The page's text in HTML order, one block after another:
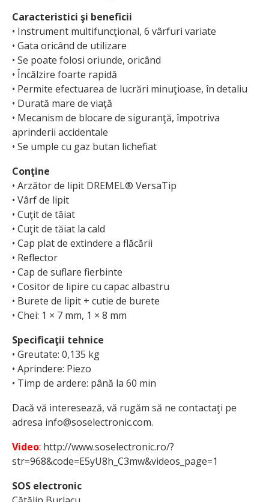
Caracteristici şi beneficii
• Instrument multifuncţional, 6 vârfuri variate
• Gata oricând de utilizare
• Se poate folosi oriunde, oricând
• Încălzire foarte rapidă
• Permite efectuarea de lucrări minuţioase, în detaliu
• Durată mare de viaţă
• Mecanism de blocare de siguranţă, împotriva
aprinderii accidentale
• Se umple cu gaz butan lichefiat
Conţine
• Arzător de lipit DREMEL® VersaTip
• Vârf de lipit
• Cuţit de tăiat
• Cuţit de tăiat la cald
• Cap plat de extindere a flăcării
• Reflector
• Cap de suflare fierbinte
• Cositor de lipire cu capac albastru
• Burete de lipit + cutie de burete
• Chei: 1 × 7 mm, 1 × 8 mm
Specificaţii tehnice
• Greutate: 0,135 kg
• Aprindere: Piezo
• Timp de ardere: până la 60 min
Dacă vă interesează, vă rugăm să ne contactaţi pe
adresa info@soselectronic.com.
Video: http://www.soselectronic.ro/?
str=968&code=E5yU8h_C3mw&videos_page=1
SOS electronic